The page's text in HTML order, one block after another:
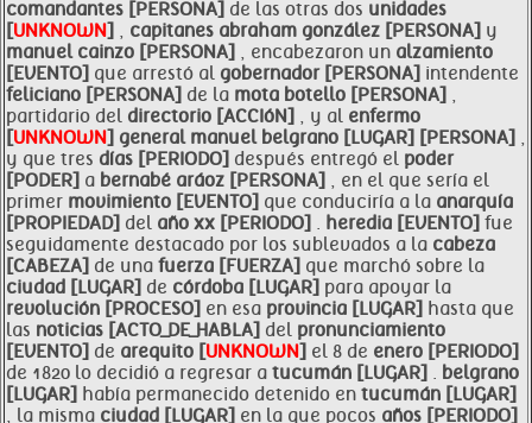
comandantes [PERSONA] de las otras dos unidades
[UNKNOWN] , capitanes abraham gonzález [PERSONA] y
manuel cainzo [PERSONA] , encabezaron un alzamiento
[EVENTO] que arrestó al gobernador [PERSONA] intendente
feliciano [PERSONA] de la mota botello [PERSONA] ,
partidario del directorio [ACCIóN] , y al enfermo
[UNKNOWN] general manuel belgrano [LUGAR] [PERSONA] ,
y que tres días [PERIODO] después entregó el poder
[PODER] a bernabé aráoz [PERSONA] , en el que sería el
primer movimiento [EVENTO] que conduciría a la anarquía
[PROPIEDAD] del año xx [PERIODO] . heredia [EVENTO] fue
seguidamente destacado por los sublevados a la cabeza
[CABEZA] de una fuerza [FUERZA] que marchó sobre la
ciudad [LUGAR] de córdoba [LUGAR] para apoyar la
revolución [PROCESO] en esa provincia [LUGAR] hasta que
las noticias [ACTO_DE_HABLA] del pronunciamiento
[EVENTO] de arequito [UNKNOWN] el 8 de enero [PERIODO]
de 1820 lo decidió a regresar a tucumán [LUGAR] . belgrano
[LUGAR] había permanecido detenido en tucumán [LUGAR]
, la misma ciudad [LUGAR] en la que pocos años [PERIODO]